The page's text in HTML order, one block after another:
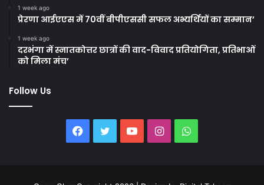
1 week ago
प्रेरणा आईएएस में 70वीं बीपीएससी सफल अभ्यर्थियों का सम्मान’
1 week ago
दरभंगा में स्नातकोत्तर छात्रों की वाद-विवाद प्रतियोगिता, प्रतिभाओं
को मिला मंच’
Follow Us
Facebook
TwitterYouTubeInstagramWhatsApp